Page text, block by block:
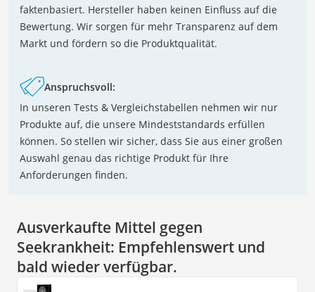
faktenbasiert. Hersteller haben keinen Einfluss auf die
Bewertung. Wir sorgen für mehr Transparenz auf dem
Markt und fördern so die Produktqualität.
Anspruchsvoll:
In unseren Tests & Vergleichstabellen nehmen wir nur
Produkte auf, die unsere Mindeststandards erfüllen
können. So stellen wir sicher, dass Sie aus einer großen
Auswahl genau das richtige Produkt für Ihre
Anforderungen finden.
Ausverkaufte Mittel gegen
Seekrankheit: Empfehlenswert und
bald wieder verfügbar.